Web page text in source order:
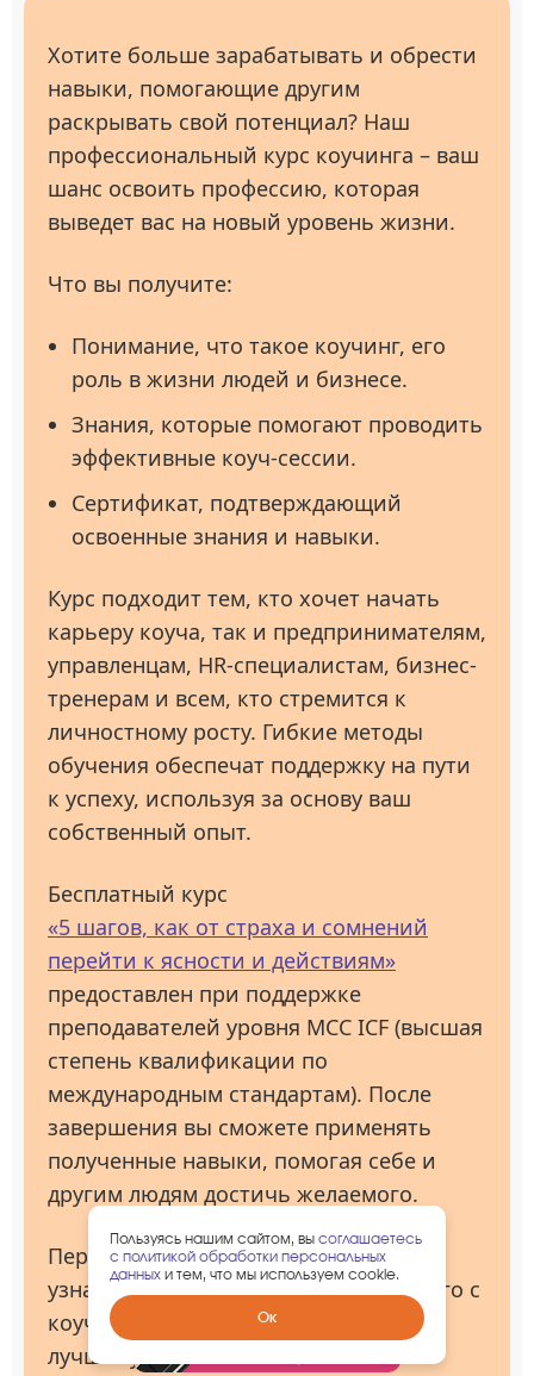
Хотите больше зарабатывать и обрести
навыки, помогающие другим
раскрывать свой потенциал? Наш
профессиональный курс коучинга – ваш
шанс освоить профессию, которая
выведет вас на новый уровень жизни.
Что вы получите:
Понимание, что такое коучинг, его
роль в жизни людей и бизнесе.
Знания, которые помогают проводить
эффективные коуч-сессии.
Сертификат, подтверждающий
освоенные знания и навыки.
Курс подходит тем, кто хочет начать
карьеру коуча, так и предпринимателям,
управленцам, HR-специалистам, бизнес-
тренерам и всем, кто стремится к
личностному росту. Гибкие методы
обучения обеспечат поддержку на пути
к успеху, используя за основу ваш
собственный опыт.
Бесплатный курс
«5 шагов, как от страха и сомнений
перейти к ясности и действиям»
предоставлен при поддержке
преподавателей уровня МСС ICF (высшая
степень квалификации по
международным стандартам). После
завершения вы сможете применять
полученные навыки, помогая себе и
другим людям достичь желаемого.
Переходите на страницукурсаи
узнайте, как освоить навыки будущего с
коучингом и изменить свою жизнь к
лучшему. Сделайте первый шаг
Забрать
гарантированный
Пользуясь нашим сайтом, вы соглашаетесь
с политикой обработки персональных
данных и тем, что мы используем cookie.
Ок